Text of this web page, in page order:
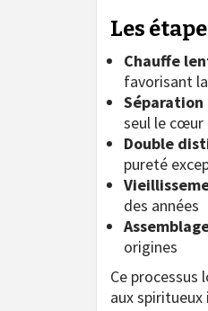
Les
Chauffe
favorisant
seul le cœur
Double
pureté
des années
origines
Ce
aux